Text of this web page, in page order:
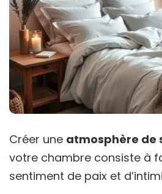
Créer une atmosphère de
votre chambre consiste à
sentiment de paix et